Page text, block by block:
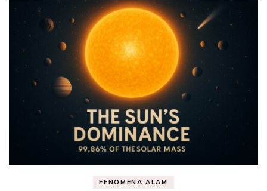
FENOMENA ALAM